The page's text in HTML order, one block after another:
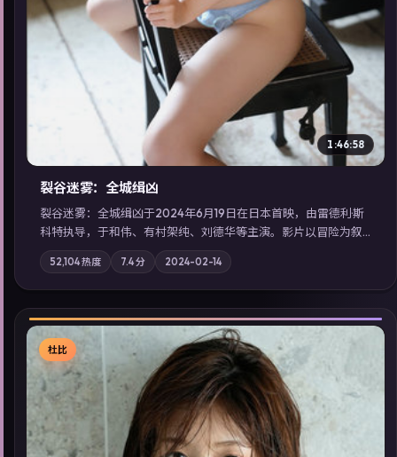
1:46:58
裂谷迷雾：全城缉凶
裂谷迷雾：全城缉凶于2024年6月19日在日本首映，由雷德利·斯
科特执导，于和伟、有村架纯、刘德华等主演。影片以冒险为叙
事主轴，城市霓虹背后，有人用规则改写命运；摄影与配乐强化
地域气质；站内亦可通过「国产免费观看高清电视剧在线看」延
展检索同类型高分佳作，畅享高清在线追剧体验。
52,104热度 7.4分 2024-02-14
杜比